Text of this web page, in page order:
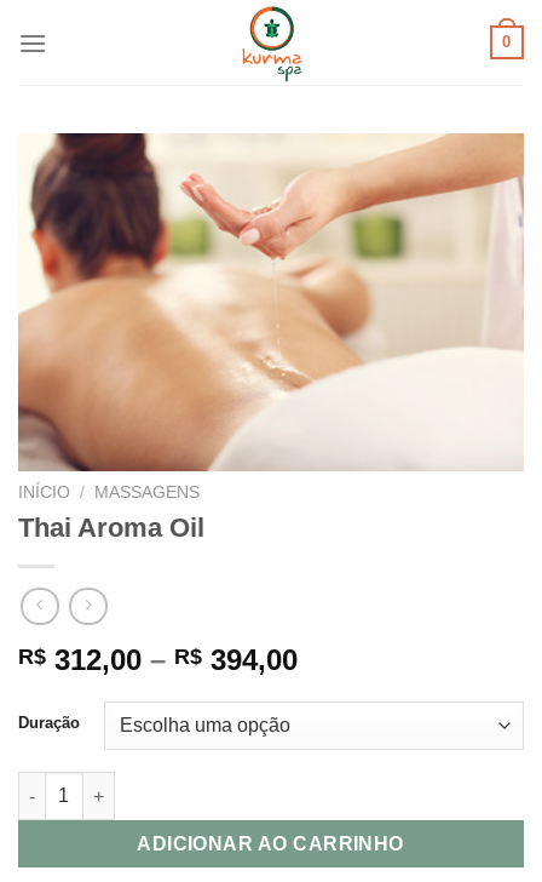
0
INÍCIO / MASSAGENS
Thai Aroma Oil
R$ 312,00 – R$ 394,00Price
through
Duração
Thai Aroma Oil quantidade
ADICIONAR AO CARRINHO